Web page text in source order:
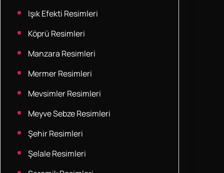
Işık Efekti Resimleri
Köprü Resimleri
Manzara Resimleri
Mermer Resimleri
Mevsimler Resimleri
Meyve Sebze Resimleri
Şehir Resimleri
Şelale Resimleri